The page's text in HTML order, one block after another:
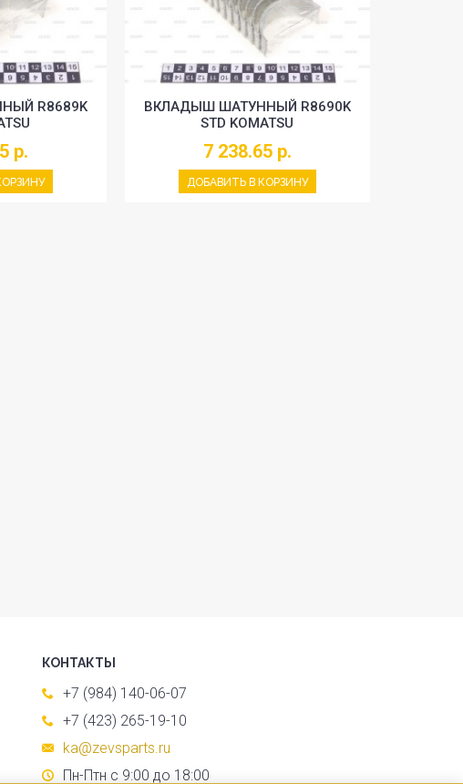
R8689K
р.
ВКЛАДЫШ ШАТУННЫЙ R8690K
STD KOMATSU
7 238.65 р.
ДОБАВИТЬ В КОРЗИНУ
КОНТАКТЫ
+7 (984) 140-06-07
+7 (423) 265-19-10
ka@zevsparts.ru
Пн-Птн с 9:00 до 18:00